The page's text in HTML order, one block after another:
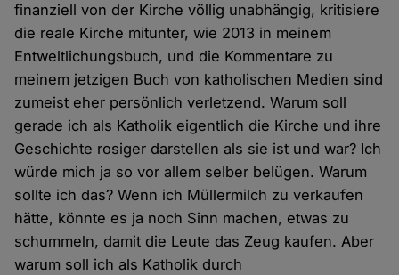
finanziell von der Kirche völlig unabhängig, kritisiere
die reale Kirche mitunter, wie 2013 in meinem
Entweltlichungsbuch, und die Kommentare zu
meinem jetzigen Buch von katholischen Medien sind
zumeist eher persönlich verletzend. Warum soll
gerade ich als Katholik eigentlich die Kirche und ihre
Geschichte rosiger darstellen als sie ist und war? Ich
würde mich ja so vor allem selber belügen. Warum
sollte ich das? Wenn ich Müllermilch zu verkaufen
hätte, könnte es ja noch Sinn machen, etwas zu
schummeln, damit die Leute das Zeug kaufen. Aber
warum soll ich als Katholik durch